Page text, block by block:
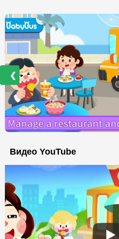
❮
Видео YouTube